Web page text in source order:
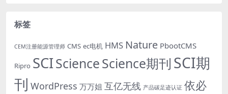
标签
CEM注册能源管理师 CMS ec电机 HMS Nature PbootCMS
Ripro SCIScienceScience期刊 SCI期
刊 WordPress 万万姐 互亿无线 产品碳足迹认证 依必